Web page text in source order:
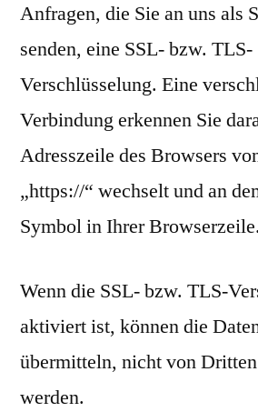
Anfragen, die Sie an uns als
senden, eine SSL- bzw. TLS-
Verschlüsselung. Eine
Verbindung erkennen Sie
Adresszeile des Browsers
„https://“ wechselt und an
Symbol in Ihrer Browserzeile.
Wenn die SSL- bzw. TLS-
aktiviert ist, können die
übermitteln, nicht von
werden.